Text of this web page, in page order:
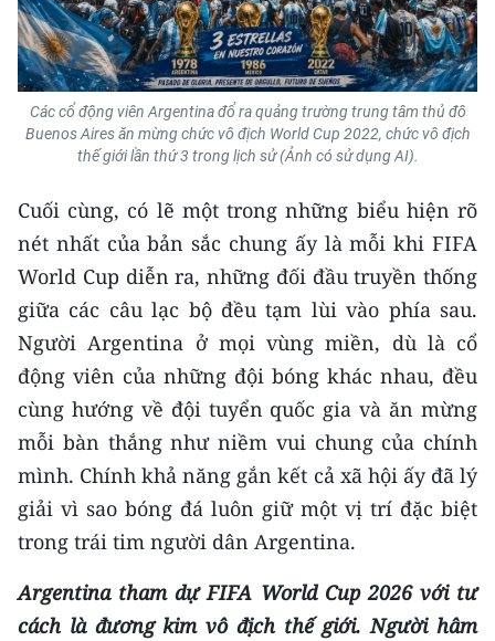
Các cổ động viên Argentina đổ ra quảng trường trung tâm thủ đô
Buenos Aires ăn mừng chức vô địch World Cup 2022, chức vô địch
thế giới lần thứ 3 trong lịch sử (Ảnh có sử dụng AI).
Cuối cùng, có lẽ một trong những biểu hiện rõ
nét nhất của bản sắc chung ấy là mỗi khi FIFA
World Cup diễn ra, những đối đầu truyền thống
giữa các câu lạc bộ đều tạm lùi vào phía sau.
Người Argentina ở mọi vùng miền, dù là cổ
động viên của những đội bóng khác nhau, đều
cùng hướng về đội tuyển quốc gia và ăn mừng
mỗi bàn thắng như niềm vui chung của chính
mình. Chính khả năng gắn kết cả xã hội ấy đã lý
giải vì sao bóng đá luôn giữ một vị trí đặc biệt
trong trái tim người dân Argentina.
Argentina tham dự FIFA World Cup 2026 với tư
cách là đương kim vô địch thế giới. Người hâm